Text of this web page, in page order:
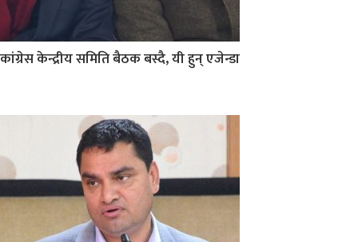
कांग्रेस केन्द्रीय समिति बैठक बस्दै, यी हुन् एजेन्डा